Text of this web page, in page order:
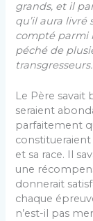
grands, et il
qu’il aura livré
compté parmi
péché de
transgresseurs.
Le Père savait
seraient
parfaitement
et sa race. Il
une
donnerait
chaque
n’est-il pas